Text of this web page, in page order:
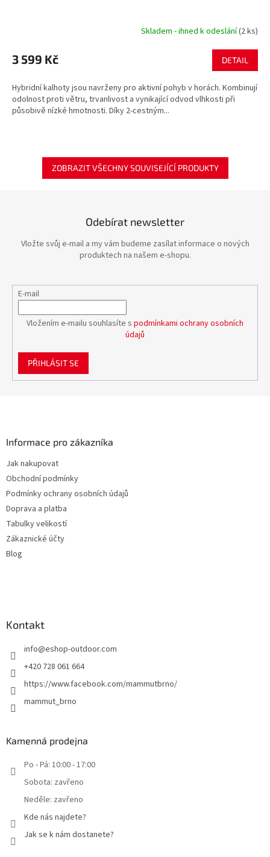
Skladem - ihned k odeslání(2 ks)
3 599 Kč DETAIL
Hybridní kalhoty jsou navrženy pro aktivní pohyb v horách. Kombinují
odolnost proti větru, trvanlivost a vynikající odvod vlhkosti při
působivě nízké hmotnosti. Díky 2-cestným...
ZOBRAZIT VŠECHNY SOUVISEJÍCÍ PRODUKTY
Odebírat newsletter
Vložte svůj e-mail a my vám budeme zasílat informace o nových
produktech na našem e-shopu.
E-mail
Vložením e-mailu souhlasíte s podmínkami ochrany osobních
údajů
PŘIHLÁSIT SE
Informace pro zákazníka
Jak nakupovat
Obchodní podmínky
Podmínky ochrany osobních údajů
Doprava a platba
Tabulky velikostí
Zákaznické účty
Blog
Kontakt
info@eshop-outdoor.com
+420 728 061 664
https://www.facebook.com/mammutbrno/
mammut_brno
Kamenná prodejna
Po - Pá: 10:00 - 17:00
Sobota: zavřeno
Neděle: zavřeno
Kde nás najdete?
Jak se k nám dostanete?